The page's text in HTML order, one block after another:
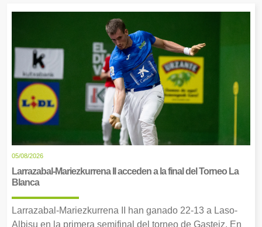
05/08/2026
Larrazabal-Mariezkurrena II acceden a la final del Torneo La
Blanca
Larrazabal-Mariezkurrena II han ganado 22-13 a Laso-
Albisu en la primera semifinal del torneo de Gasteiz. En